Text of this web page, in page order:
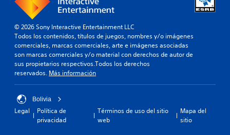
© 2026 Sony Interactive Entertainment LLC
Todos los contenidos, títulos de juegos, nombres y/o imágenes
comerciales, marcas comerciales, arte e imágenes asociadas
son marcas comerciales y/o material con derechos de autor de
sus propietarios respectivos.Todos los derechos
reservados. Más información
Bolivia
Legal
Política de
privacidad
Términos de uso del sitio
web
Mapa del
sitio